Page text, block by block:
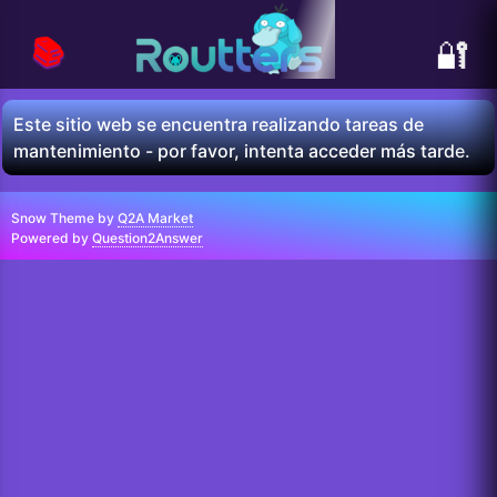
🔐
📚
Este sitio web se encuentra realizando tareas de
mantenimiento - por favor, intenta acceder más tarde.
Snow Theme by Q2A Market
Powered by Question2Answer